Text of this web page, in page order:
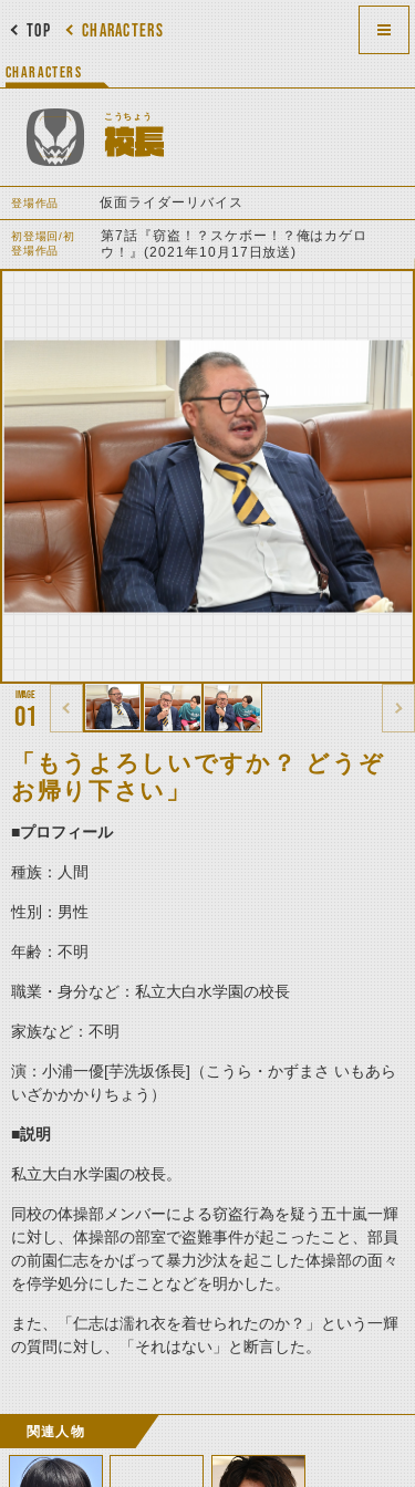
CHARACTERS
TOP
CHARACTERS
こうちょう
校長
登場作品 仮面ライダーリバイス
初登場回/初
登場作品
第7話『窃盗！？スケボー！？俺はカゲロ
ウ！』(2021年10月17日放送)
01
「もうよろしいですか？ どうぞ
お帰り下さい」
■プロフィール
種族：人間
性別：男性
年齢：不明
職業・身分など：私立大白水学園の校長
家族など：不明
演：小浦一優[芋洗坂係長]（こうら・かずまさ いもあら
いざかかかりちょう）
■説明
私立大白水学園の校長。
同校の体操部メンバーによる窃盗行為を疑う五十嵐一輝
に対し、体操部の部室で盗難事件が起こったこと、部員
の前園仁志をかばって暴力沙汰を起こした体操部の面々
を停学処分にしたことなどを明かした。
また、「仁志は濡れ衣を着せられたのか？」という一輝
の質問に対し、「それはない」と断言した。
関連人物